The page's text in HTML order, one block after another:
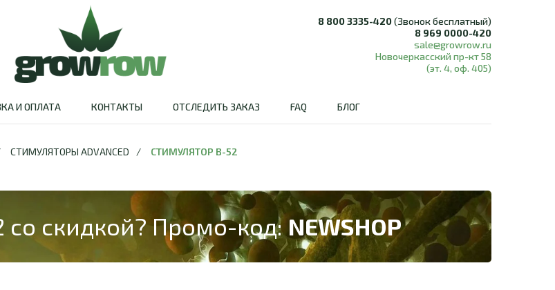
8 800 3335-420(Звонок бесплатный)
8 969 0000-420
sale@growrow.ru
Новочеркасский пр-кт 58
(эт. 4, оф. 405)
И ОПЛАТА КОНТАКТЫ ОТСЛЕДИТЬ ЗАКАЗ FAQ БЛОГ
СТИМУЛЯТОРЫ ADVANCED / СТИМУЛЯТОР B-52
со скидкой? Промо-код:NEWSHOP